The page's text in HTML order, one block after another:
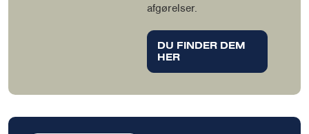
afgørelser.
DU FINDER DEM
HER